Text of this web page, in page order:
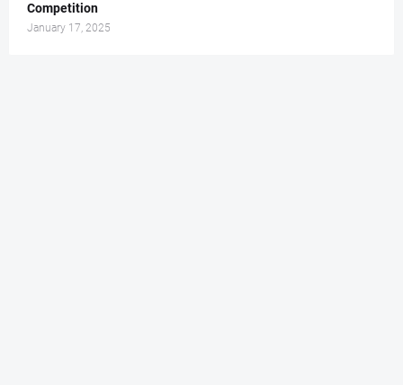
Competition
January 17, 2025